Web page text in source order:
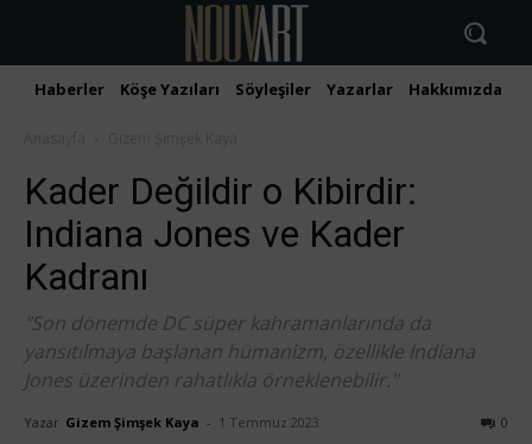
Haberler Köşe Yazıları Söyleşiler Yazarlar Hakkımızda
Kader Değildir o Kibirdir:
Indiana Jones ve Kader
Kadranı
"Son dönemde DC süper kahramanlarında da
yansıtılmaya başlanan hümanizm, özellikle Indiana
Jones üzerinden rahatlıkla örneklenebilir."
Yazar Gizem Şimşek Kaya - 1 Temmuz 2023 0